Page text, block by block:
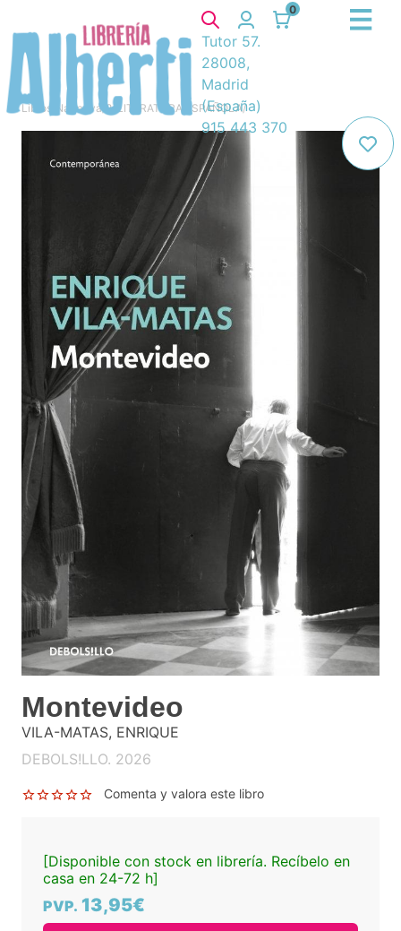
0
Tutor 57.
28008,
Madrid
(España)
915 443 370
Libros Narrativa/ 8. LITERATURA ESPAÑOLA/
Montevideo
VILA-MATAS, ENRIQUE
DEBOLS!LLO. 2026
Comenta y valora este libro
[Disponible con stock en librería. Recíbelo en
casa en 24-72 h]
PVP. 13,95€